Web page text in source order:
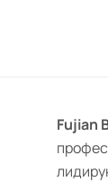
Fujian